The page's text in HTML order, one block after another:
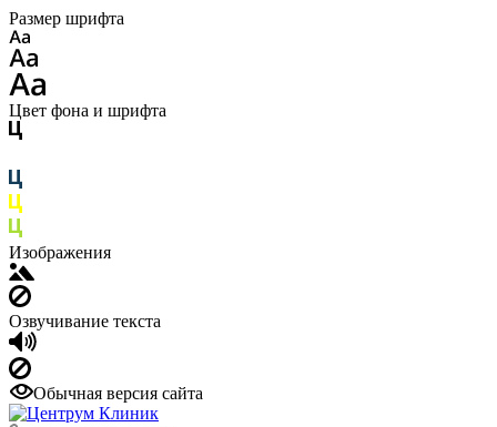
Размер шрифта
Цвет фона и шрифта
Изображения
Озвучивание текста
Обычная версия сайта